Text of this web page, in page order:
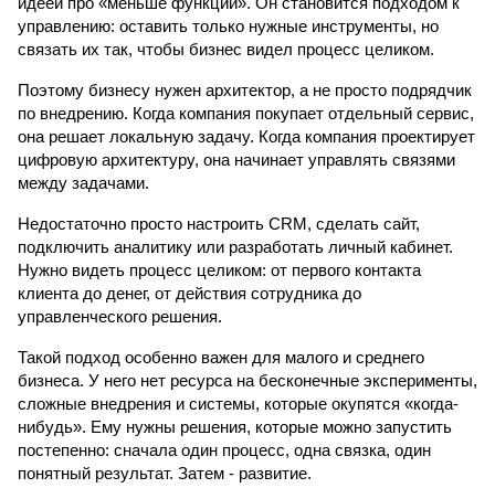
управлению: оставить только нужные инструменты, но
связать их так, чтобы бизнес видел процесс целиком.
Поэтому бизнесу нужен архитектор, а не просто подрядчик
по внедрению. Когда компания покупает отдельный сервис,
она решает локальную задачу. Когда компания проектирует
цифровую архитектуру, она начинает управлять связями
между задачами.
Недостаточно просто настроить CRM, сделать сайт,
подключить аналитику или разработать личный кабинет.
Нужно видеть процесс целиком: от первого контакта
клиента до денег, от действия сотрудника до
управленческого решения.
Такой подход особенно важен для малого и среднего
бизнеса. У него нет ресурса на бесконечные эксперименты,
сложные внедрения и системы, которые окупятся «когда-
нибудь». Ему нужны решения, которые можно запустить
постепенно: сначала один процесс, одна связка, один
понятный результат. Затем - развитие.